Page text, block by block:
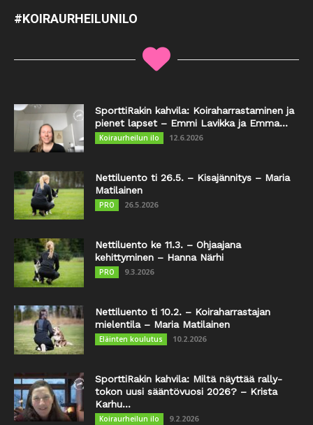
#KOIRAURHEILUNILO
SporttiRakin kahvila: Koiraharrastaminen ja
pienet lapset – Emmi Lavikka ja Emma...
Koiraurheilun ilo 12.6.2026
Nettiluento ti 26.5. – Kisajännitys – Maria
Matilainen
PRO 26.5.2026
Nettiluento ke 11.3. – Ohjaajana
kehittyminen – Hanna Närhi
PRO 9.3.2026
Nettiluento ti 10.2. – Koiraharrastajan
mielentila – Maria Matilainen
Eläinten koulutus 10.2.2026
SporttiRakin kahvila: Miltä näyttää rally-
tokon uusi sääntövuosi 2026? – Krista
Karhu...
Koiraurheilun ilo 9.2.2026